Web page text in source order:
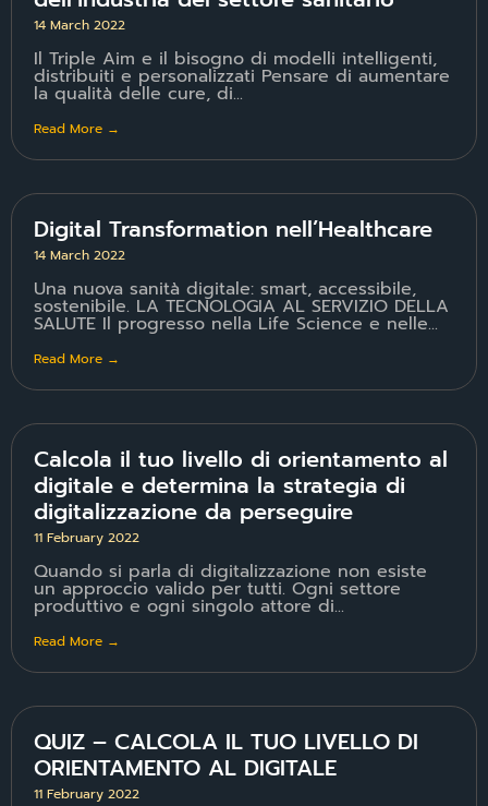
14 March 2022
Il Triple Aim e il bisogno di modelli intelligenti,
distribuiti e personalizzati Pensare di aumentare
la qualità delle cure, di...
Read More →
Digital Transformation nell’Healthcare
14 March 2022
Una nuova sanità digitale: smart, accessibile,
sostenibile. LA TECNOLOGIA AL SERVIZIO DELLA
SALUTE Il progresso nella Life Science e nelle...
Read More →
Calcola il tuo livello di orientamento al
digitale e determina la strategia di
digitalizzazione da perseguire
11 February 2022
Quando si parla di digitalizzazione non esiste
un approccio valido per tutti. Ogni settore
produttivo e ogni singolo attore di...
Read More →
QUIZ – CALCOLA IL TUO LIVELLO DI
ORIENTAMENTO AL DIGITALE
11 February 2022